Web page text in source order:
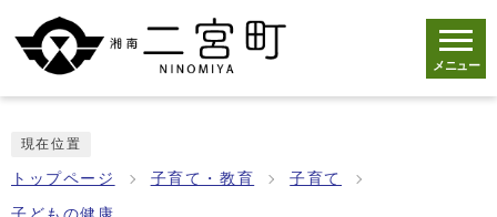
メニュー
現在位置
トップページ 子育て・教育 子育て